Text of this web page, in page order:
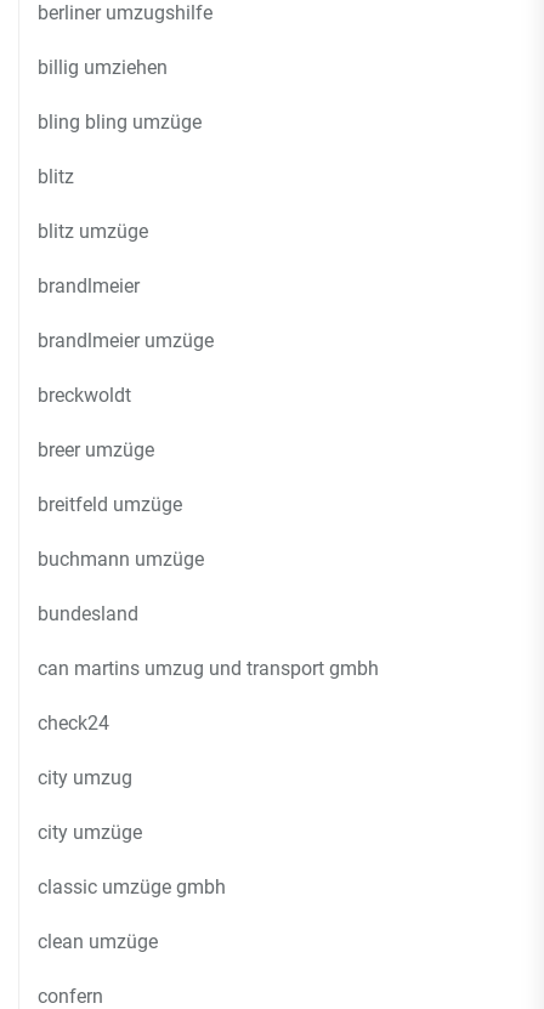
berliner umzugshilfe
billig umziehen
bling bling umzüge
blitz
blitz umzüge
brandlmeier
brandlmeier umzüge
breckwoldt
breer umzüge
breitfeld umzüge
buchmann umzüge
bundesland
can martins umzug und transport gmbh
check24
city umzug
city umzüge
classic umzüge gmbh
clean umzüge
confern